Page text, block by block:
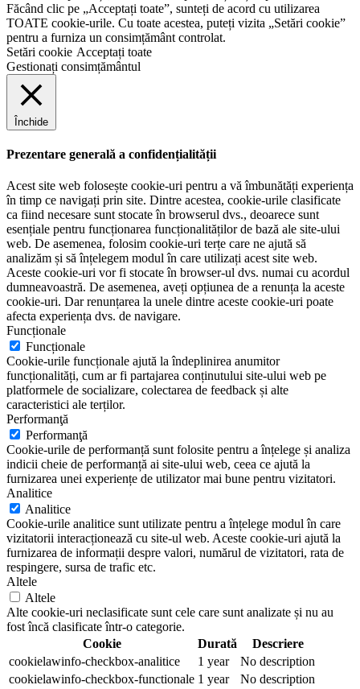
Făcând clic pe „Acceptați toate”, sunteți de acord cu utilizarea
TOATE cookie-urile. Cu toate acestea, puteți vizita „Setări cookie”
pentru a furniza un consimțământ controlat.
Setări cookie Acceptați toate
Gestionați consimțământul
Închide
Prezentare generală a confidențialității
Acest site web folosește cookie-uri pentru a vă îmbunătăți experiența
în timp ce navigați prin site. Dintre acestea, cookie-urile clasificate
ca fiind necesare sunt stocate în browserul dvs., deoarece sunt
esențiale pentru funcționarea funcționalităților de bază ale site-ului
web. De asemenea, folosim cookie-uri terțe care ne ajută să
analizăm și să înțelegem modul în care utilizați acest site web.
Aceste cookie-uri vor fi stocate în browser-ul dvs. numai cu acordul
dumneavoastră. De asemenea, aveți opțiunea de a renunța la aceste
cookie-uri. Dar renunțarea la unele dintre aceste cookie-uri poate
afecta experiența dvs. de navigare.
Funcționale
Funcționale
Cookie-urile funcționale ajută la îndeplinirea anumitor
funcționalități, cum ar fi partajarea conținutului site-ului web pe
platformele de socializare, colectarea de feedback și alte
caracteristici ale terților.
Performanţă
Performanţă
Cookie-urile de performanță sunt folosite pentru a înțelege și analiza
indicii cheie de performanță ai site-ului web, ceea ce ajută la
furnizarea unei experiențe de utilizator mai bune pentru vizitatori.
Analitice
Analitice
Cookie-urile analitice sunt utilizate pentru a înțelege modul în care
vizitatorii interacționează cu site-ul web. Aceste cookie-uri ajută la
furnizarea de informații despre valori, numărul de vizitatori, rata de
respingere, sursa de trafic etc.
Altele
Altele
Alte cookie-uri neclasificate sunt cele care sunt analizate și nu au
fost încă clasificate într-o categorie.
Cookie
Durată
Descriere
cookielawinfo-checkbox-analitice
1 year
No description
cookielawinfo-checkbox-functionale 1 year
No description